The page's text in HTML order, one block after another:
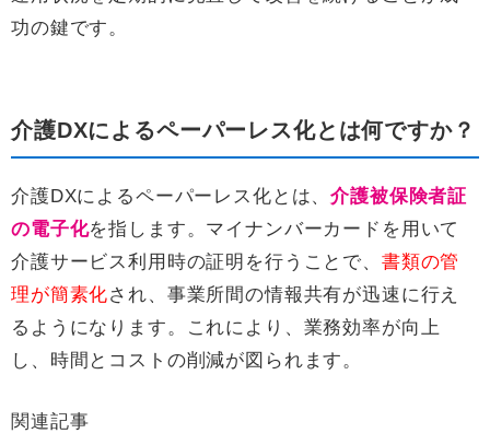
功の鍵です。
介護DXによるペーパーレス化とは何ですか？
介護DXによるペーパーレス化とは、介護被保険者証
の電子化を指します。マイナンバーカードを用いて
介護サービス利用時の証明を行うことで、 書類の管
理が簡素化され、事業所間の情報共有が迅速に行え
るようになります。これにより、業務効率が向上
し、時間とコストの削減が図られます。
関連記事